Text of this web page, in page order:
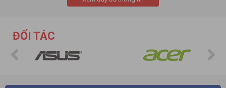
ĐỐI TÁC